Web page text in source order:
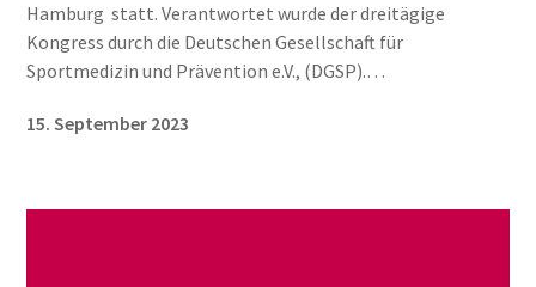
Hamburg statt. Verantwortet wurde der dreitägige
Kongress durch die Deutschen Gesellschaft für
Sportmedizin und Prävention e.V., (DGSP).…
15. September 2023